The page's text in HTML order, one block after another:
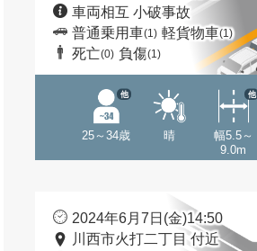
車両相互 小破事故
普通乗用車(1) 軽貨物車(1)
死亡(0) 負傷(1)
25～34歳
他
晴
幅5.5～
9.0m
他
2024年6月7日(金)14:50
川西市火打二丁目 付近